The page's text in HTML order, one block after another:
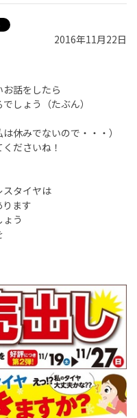
2016年11月22日
話をしたら
ょう（たぶん）
みでないので・・・）
ださいね！
タイヤは
ます
う